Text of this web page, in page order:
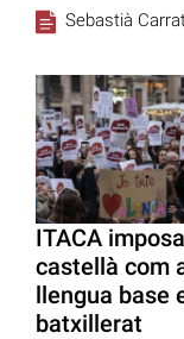
Sebastià
ITACA
castellà com
llengua base
batxillerat